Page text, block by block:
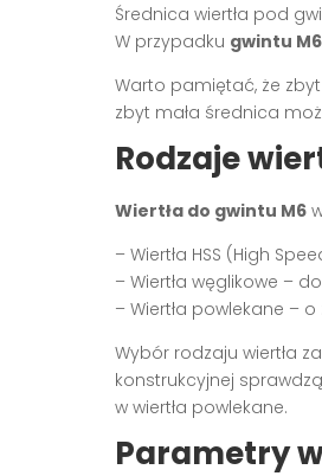
Średnica wiertła pod
W przypadku gwintu M6
Warto pamiętać, że zbyt
zbyt mała średnica
Rodzaje
Wiertła do gwintu M6
– Wiertła HSS (High
– Wiertła węglikowe –
– Wiertła powlekane –
Wybór rodzaju wiertła
konstrukcyjnej
w wiertła powlekane.
Parametry